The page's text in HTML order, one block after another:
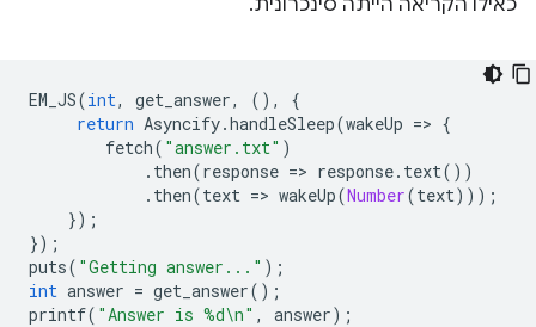
כאילו הקריאה הייתה סינכרונית.
EM_JS(int, get_answer, (),
{
return Asyncify.handleSleep(wakeUp => {
fetch( "answer.txt" )
. then(response => response. text())
. then(text => wakeUp(Number(text)));
});
});
puts( "Getting answer..." );
int answer = get_answer();
printf( "Answer is %d\n" , answer);